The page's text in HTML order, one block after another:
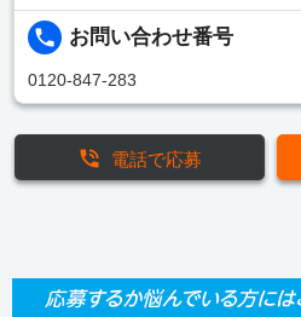
お問い合わせ番号
0120-847-283
電話で応募